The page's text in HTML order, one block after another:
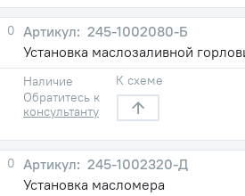
0
245-1002080-Б
Установка маслозаливной
Наличие
Обратитесь к
консультанту
К схеме
0
245-1002320-Д
Установка масломера